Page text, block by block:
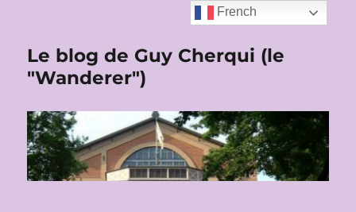
Le blog de Guy Cherqui (le
"Wanderer")
French